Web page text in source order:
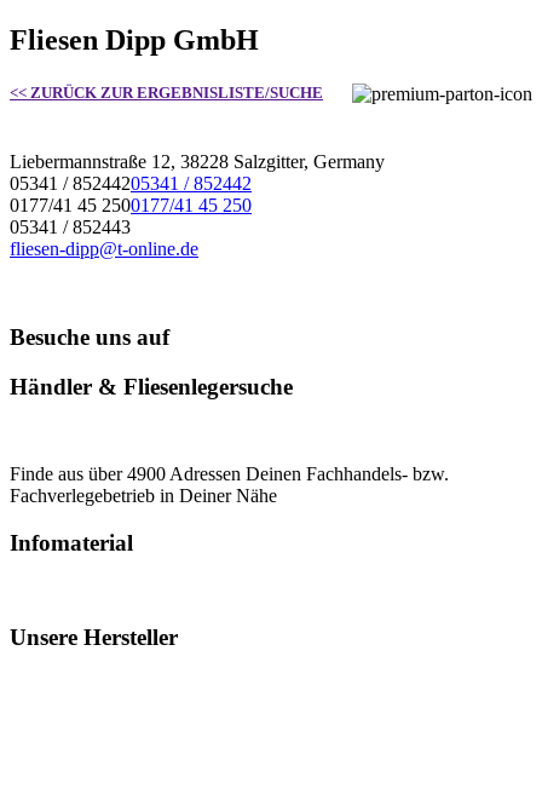
Fliesen Dipp GmbH
<< ZURÜCK ZUR ERGEBNISLISTE/SUCHE
Liebermannstraße 12, 38228 Salzgitter, Germany
05341 / 85244205341 / 852442
0177/41 45 2500177/41 45 250
05341 / 852443
fliesen-dipp@t-online.de
Besuche uns auf
Händler & Fliesenlegersuche
Finde aus über 4900 Adressen Deinen Fachhandels- bzw.
Fachverlegebetrieb in Deiner Nähe
Infomaterial
Unsere Hersteller